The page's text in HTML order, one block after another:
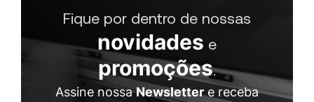
Fique por dentro de nossas
novidades e
promoções.
Assine nossaNewslettere receba